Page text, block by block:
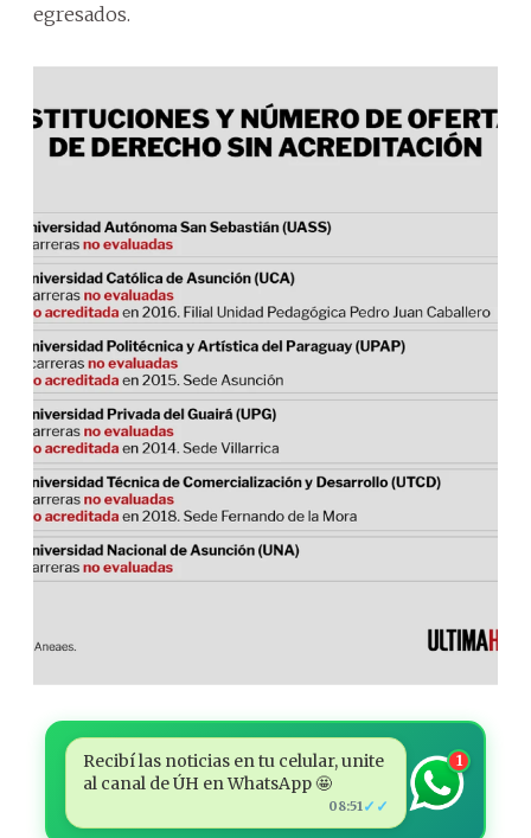
egresados.
Recibí las noticias en tu celular, unite
al canal de ÚH en WhatsApp 🤩
08:51✓✓
1